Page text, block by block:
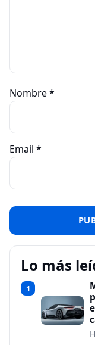
Nombre*
Email *
Lo más
1